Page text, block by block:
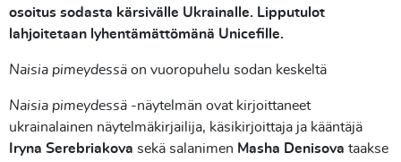
osoitus sodasta kärsivälle Ukrainalle. Lipputulot
lahjoitetaan lyhentämättömänä Unicefille.
Naisia pimeydessä on vuoropuhelu sodan keskeltä
Naisia pimeydessä -näytelmän ovat kirjoittaneet
ukrainalainen näytelmäkirjailija, käsikirjoittaja ja kääntäjä
Iryna Serebriakova sekä salanimen Masha Denisova taakse